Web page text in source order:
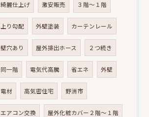
綺麗仕上げ 激安販売 ３階～１階
上り勾配 外壁塗装 カーテンレール
壁穴あり 屋外排出ホース ２つ続き
同一階 電気代高騰 省エネ 外壁
電材 高気密住宅 野洲市
エアコン交換 屋外化粧カバー２階～１階